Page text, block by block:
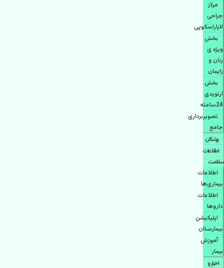
مرکز
جراحی
لاپاراسکوپی
بخش
ویژه ی
زنان و
زایمان
بخش
ارتوپدی
24ساعته
تصویربرداری
جامع
پزشكان
اطلاعات
سلامت
اطلاعات
بیماری‌ها
اطلاعات
دارو‌ها
اپليكيشن
بيمارستان
آموزش
بیمار
اخبار و